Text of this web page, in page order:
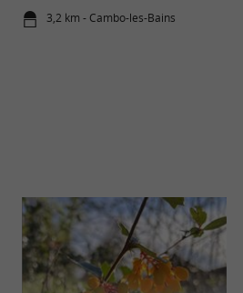
3,2 km - Cambo-les-Bains